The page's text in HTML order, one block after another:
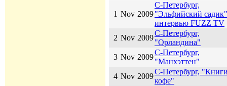
1 Nov 2009
С-Петербург,
"Эльфийский
интервью FUZZ TV
2 Nov 2009
С-Петербург,
"Орландина"
3 Nov 2009
С-Петербург,
"Манхэттен"
4 Nov 2009
С-Петербург,
кофе"